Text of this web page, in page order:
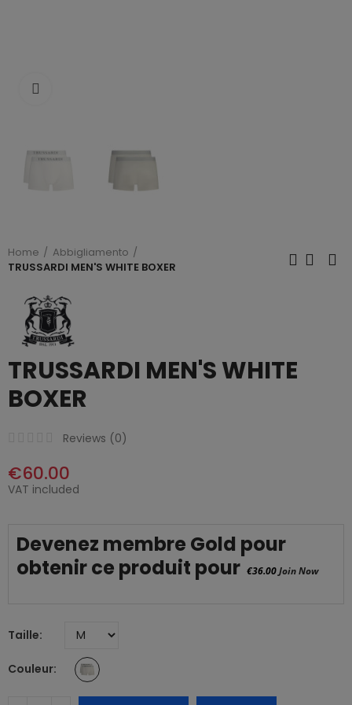
Home
Abbigliamento
TRUSSARDI MEN'S WHITE BOXER
TRUSSARDI MEN'S WHITE
BOXER
Reviews (0)
€60.00
VAT included
Devenez membre Gold pour
obtenir ce produit pour €36.00Join Now
Taille
Couleur